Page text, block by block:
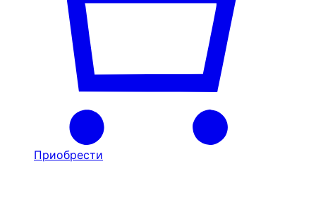
Приобрести